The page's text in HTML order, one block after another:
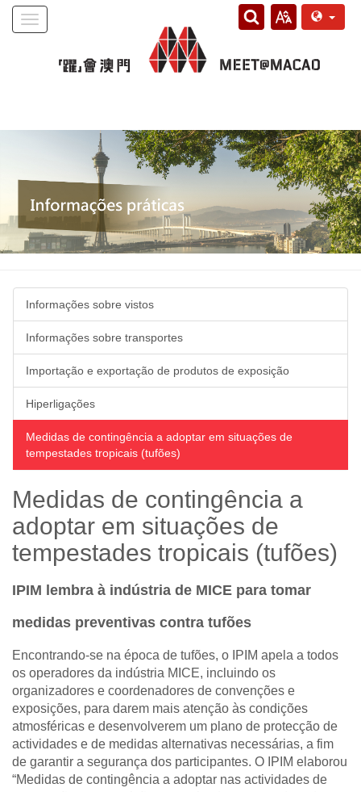
Toggle
Informações sobre vistos
Informações sobre transportes
Importação e exportação de produtos de exposição
Hiperligações
Medidas de contingência a adoptar em situações de
tempestades tropicais (tufões)
Medidas de contingência a
adoptar em situações de
tempestades tropicais (tufões)
IPIM lembra à indústria de MICE para tomar
medidas preventivas contra tufões
Encontrando-se na época de tufões, o IPIM apela a todos
os operadores da indústria MICE, incluindo os
organizadores e coordenadores de convenções e
exposições, para darem mais atenção às condições
atmosféricas e desenvolverem um plano de protecção de
actividades e de medidas alternativas necessárias, a fim
de garantir a segurança dos participantes. O IPIM elaborou
“Medidas de contingência a adoptar nas actividades de